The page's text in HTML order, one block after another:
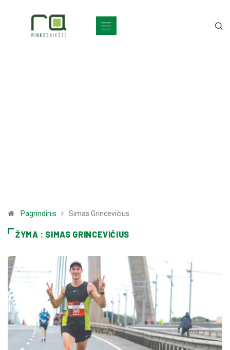
Pagrindinis Simas Grincevičius
ŽYMA : SIMAS GRINCEVIČIUS